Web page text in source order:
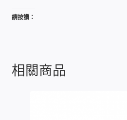
WIFI Wi-Fi 無線熱點 無線網路
請按讚：
相關商品